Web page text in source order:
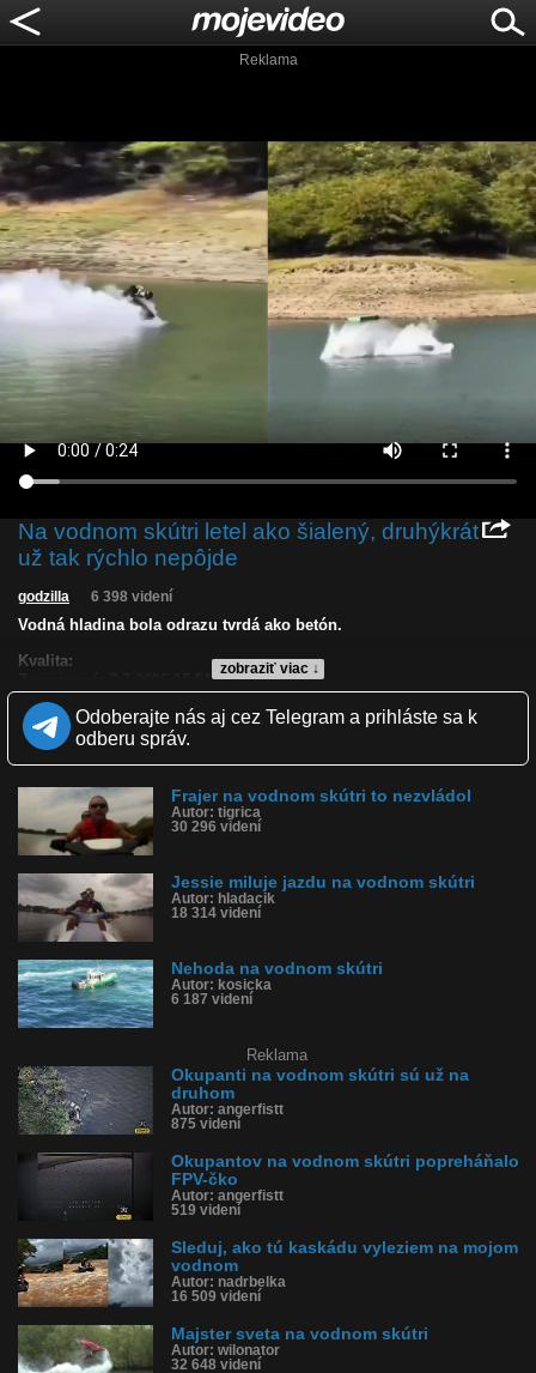
Reklama
Na vodnom skútri letel ako šialený, druhýkrát
už tak rýchlo nepôjde
zobraziť viac ↓
godzilla 6 398 videní
Vodná hladina bola odrazu tvrdá ako betón.
Kvalita:
Páči sa: 93% (15 hlasov)
Obľúbené: 0
Komentárov: 9
Tagy: padol z vodného skútra, vodný skúter, nehoda, čln
História sledovanosti videa:
Odoberajte nás aj cez Telegram a prihláste sa k
odberu správ.
Frajer na vodnom skútri to nezvládol
Autor: tigrica
30 296 videní
Jessie miluje jazdu na vodnom skútri
Autor: hladacik
18 314 videní
Nehoda na vodnom skútri
Autor: kosicka
6 187 videní
Reklama
Okupanti na vodnom skútri sú už na
druhom
Autor: angerfistt
875 videní
Okupantov na vodnom skútri popreháňalo
FPV-čko
Autor: angerfistt
519 videní
Sleduj, ako tú kaskádu vyleziem na mojom
vodnom
Autor: nadrbelka
16 509 videní
Majster sveta na vodnom skútri
Autor: wilonator
32 648 videní